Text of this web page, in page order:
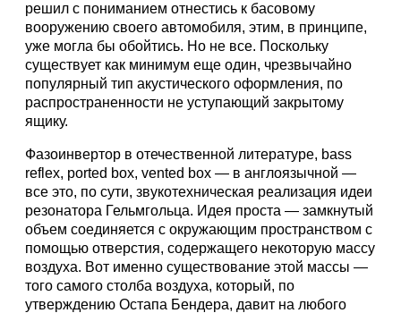
решил с пониманием отнестись к басовому
вооружению своего автомобиля, этим, в принципе,
уже могла бы обойтись. Но не все. Поскольку
существует как минимум еще один, чрезвычайно
популярный тип акустического оформления, по
распространенности не уступающий закрытому
ящику.
Фазоинвертор в отечественной литературе, bass
reflex, ported box, vented box — в англоязычной —
все это, по сути, звукотехническая реализация идеи
резонатора Гельмгольца. Идея проста — замкнутый
объем соединяется с окружающим пространством с
помощью отверстия, содержащего некоторую массу
воздуха. Вот именно существование этой массы —
того самого столба воздуха, который, по
утверждению Остапа Бендера, давит на любого